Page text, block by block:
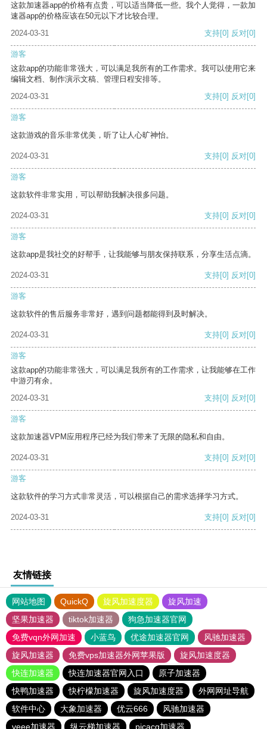
这款加速器app的价格有点贵，可以适当降低一些。我个人觉得，一款加
速器app的价格应该在50元以下才比较合理。
2024-03-31
支持[0] 反对[0]
游客
这款app的功能非常强大，可以满足我所有的工作需求。我可以使用它来
编辑文档、制作演示文稿、管理日程安排等。
2024-03-31
支持[0] 反对[0]
游客
这款游戏的音乐非常优美，听了让人心旷神怡。
2024-03-31 支持[0] 反对[0]
游客
这款软件非常实用，可以帮助我解决很多问题。
2024-03-31 支持[0] 反对[0]
游客
这款app是我社交的好帮手，让我能够与朋友保持联系，分享生活点滴。
2024-03-31 支持[0] 反对[0]
游客
这款软件的售后服务非常好，遇到问题都能得到及时解决。
2024-03-31 支持[0] 反对[0]
游客
这款app的功能非常强大，可以满足我所有的工作需求，让我能够在工作
中游刃有余。
2024-03-31
支持[0] 反对[0]
游客
这款加速器VPM应用程序已经为我们带来了无限的隐私和自由。
2024-03-31 支持[0] 反对[0]
游客
这款软件的学习方式非常灵活，可以根据自己的需求选择学习方式。
2024-03-31 支持[0] 反对[0]
友情链接
网站地图 QuickQ 旋风加速度器
旋风加速
坚果加速器
tiktok加速器
狗急加速器官网
免费vqn外网加速
小蓝鸟 优途加速器官网
风驰加速器
旋风加速器
免费vps加速器外网苹果版
旋风加速度器
快连加速器
快连加速器官网入口
原子加速器
快鸭加速器
快柠檬加速器 旋风加速度器
外网网址导航
软件中心
大象加速器 优云666
风驰加速器
veee加速器
纵云梯加速器 picacg加速器